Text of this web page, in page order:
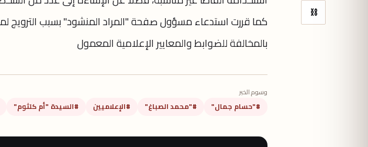
⛓
كما قررت استدعاء مسؤول صفحة "المراد المنشود" بسبب الترويج
بالمخالفة للضوابط والمعايير الإعلامية المعمول
وسوم الخبر
#"حسام جمال" #"محمد الصباغ" #الإعلاميين #السيدة "أم كلثوم"